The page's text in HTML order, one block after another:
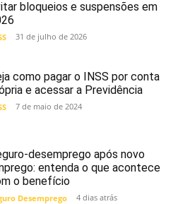
bloqueios e suspensões em
31 de julho de 2026
como pagar o INSS por conta
e acessar a Previdência
7 de maio de 2024
desemprego após novo
entenda o que acontece
o benefício
Desemprego 4 dias atrás